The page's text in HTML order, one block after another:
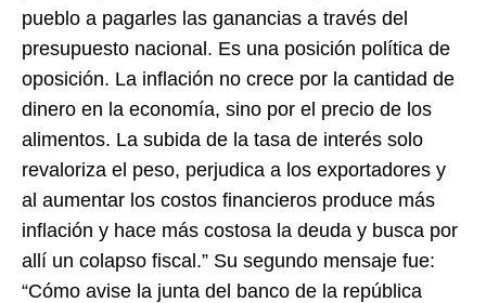
pueblo a pagarles las ganancias a través del
presupuesto nacional. Es una posición política de
oposición. La inflación no crece por la cantidad de
dinero en la economía, sino por el precio de los
alimentos. La subida de la tasa de interés solo
revaloriza el peso, perjudica a los exportadores y
al aumentar los costos financieros produce más
inflación y hace más costosa la deuda y busca por
allí un colapso fiscal.” Su segundo mensaje fue:
“Cómo avise la junta del banco de la república